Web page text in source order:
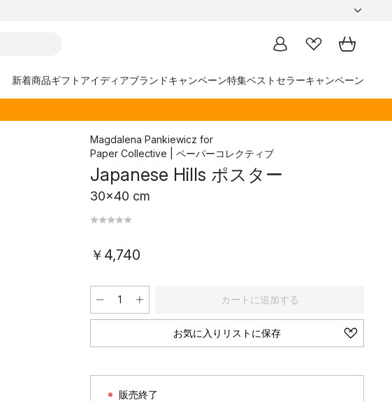
新着商品ギフトアイディアブランドキャンペーン特集ベストセラーキャンペーン
Magdalena Pankiewicz for
Paper Collective | ペーパーコレクティブ
Japanese Hills ポスター
30x40 cm
￥4,740
カートに追加する
お気に入りリストに保存
販売終了